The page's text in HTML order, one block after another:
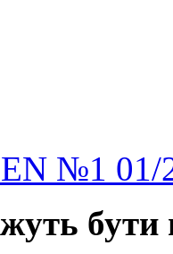
№1 01/
бути